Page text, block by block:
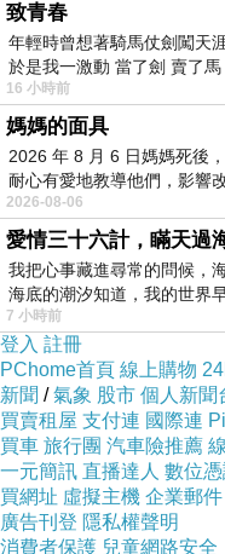
【內容簡介】
從民國51年起，傅
培梅時間」，從每
週5天，每天5分鐘
本公司特將此電視
懷念傅老師的心情
著作長留在每一個
遠流傳。【作者介
傅培梅老師：
自1955年即開始開
文化。1962年開
今，示範無數美味
世界各國做特別表
現優異、貢獻良多
亦致力於食品加工
致青春
年輕時曾想著騎馬仗劍闖天
於是我一激動 當了劍 賣了
16 小時前
媽媽的面具
2026 年 8 月 6 日媽媽死後
耐心有愛地教導他們，影響
2026-08-06
愛情三十六計，瞞天過
我把心事藏進尋常的問候，
海底的潮汐知道，我的世界
7 小時前
登入 註冊
PChome首頁 線上購物
新聞 /氣象 股市 個人新聞
買賣租屋 支付連 國際連
買車 旅行團 汽車險推薦
一元簡訊 直播達人 數位
買網址 虛擬主機 企業郵件
廣告刊登 隱私權聲明
消費者保護 兒童網路安全